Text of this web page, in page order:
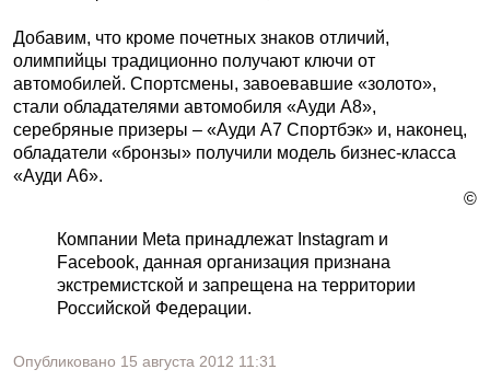
Добавим, что кроме почетных знаков отличий,
олимпийцы традиционно получают ключи от
автомобилей. Спортсмены, завоевавшие «золото»,
стали обладателями автомобиля «Ауди А8»,
серебряные призеры – «Ауди А7 Спортбэк» и, наконец,
обладатели «бронзы» получили модель бизнес-класса
«Ауди А6».
©
Компании Meta принадлежат Instagram и
Facebook, данная организация признана
экстремистской и запрещена на территории
Российской Федерации.
Опубликовано 15 августа 2012 11:31